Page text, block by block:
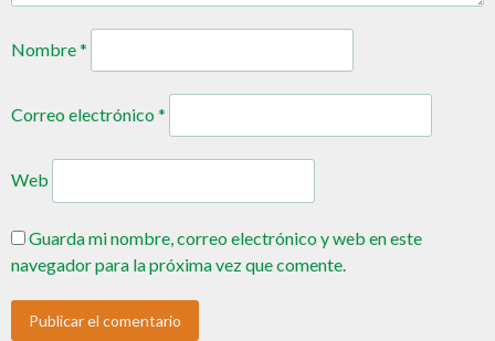
Nombre*
Correo electrónico*
Web
Guarda mi nombre, correo electrónico y web en este
navegador para la próxima vez que comente.